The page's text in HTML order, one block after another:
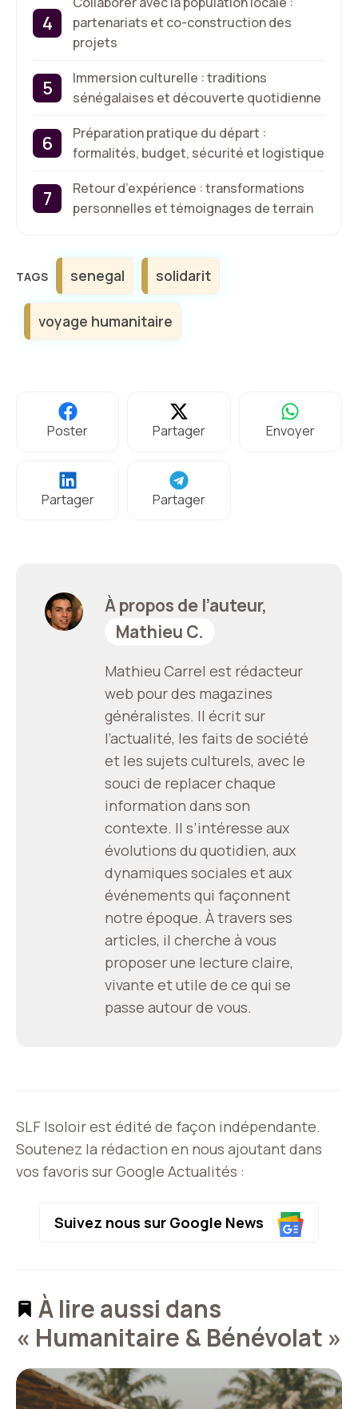
partenariats et co-construction des
projets
Immersion culturelle : traditions
sénégalaises et découverte quotidienne
Préparation pratique du départ :
formalités, budget, sécurité et logistique
Retour d’expérience : transformations
personnelles et témoignages de terrain
Étiquettes
senegal solidarit
voyage humanitaire
Poster Partager Envoyer
Partager Partager
À propos de l’auteur,
Mathieu C.
Mathieu Carrel est rédacteur
web pour des magazines
généralistes. Il écrit sur
l’actualité, les faits de société
et les sujets culturels, avec le
souci de replacer chaque
information dans son
contexte. Il s’intéresse aux
évolutions du quotidien, aux
dynamiques sociales et aux
événements qui façonnent
notre époque. À travers ses
articles, il cherche à vous
proposer une lecture claire,
vivante et utile de ce qui se
passe autour de vous.
SLF Isoloir est édité de façon indépendante.
Soutenez la rédaction en nous ajoutant dans
vos favoris sur Google Actualités :
Suivez nous sur Google News
À lire aussi dans
« Humanitaire & Bénévolat »